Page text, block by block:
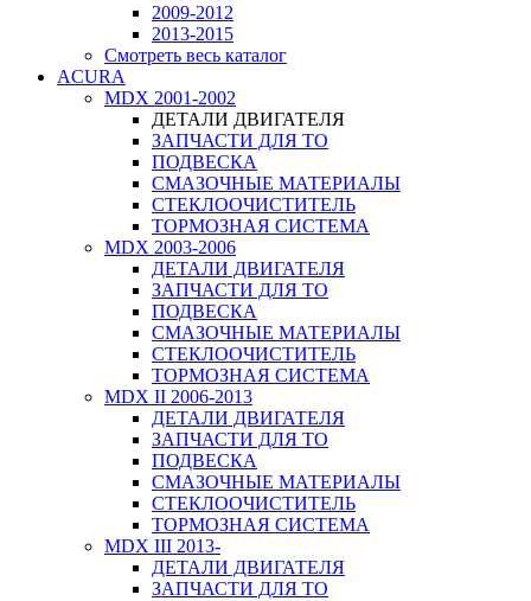
2009-2012
2013-2015
Смотреть весь каталог
ACURA
MDX 2001-2002
ДЕТАЛИ ДВИГАТЕЛЯ
ЗАПЧАСТИ ДЛЯ ТО
ПОДВЕСКА
СМАЗОЧНЫЕ МАТЕРИАЛЫ
СТЕКЛООЧИСТИТЕЛЬ
ТОРМОЗНАЯ СИСТЕМА
MDX 2003-2006
ДЕТАЛИ ДВИГАТЕЛЯ
ЗАПЧАСТИ ДЛЯ ТО
ПОДВЕСКА
СМАЗОЧНЫЕ МАТЕРИАЛЫ
СТЕКЛООЧИСТИТЕЛЬ
ТОРМОЗНАЯ СИСТЕМА
MDX II 2006-2013
ДЕТАЛИ ДВИГАТЕЛЯ
ЗАПЧАСТИ ДЛЯ ТО
ПОДВЕСКА
СМАЗОЧНЫЕ МАТЕРИАЛЫ
СТЕКЛООЧИСТИТЕЛЬ
ТОРМОЗНАЯ СИСТЕМА
MDX III 2013-
ДЕТАЛИ ДВИГАТЕЛЯ
ЗАПЧАСТИ ДЛЯ ТО